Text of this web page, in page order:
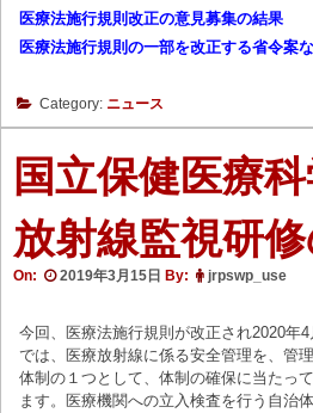
医療法施行規則改正の意見募集の結果
医療法施行規則の一部を改正する省令案
Category: ニュース
国立保健医療
放射線監視研
On: 2019年3月15日 By: jrpswp_use
今回、医療法施行規則が改正され2020年
では、医療放射線に係る安全管理を、管
体制の１つとして、体制の確保に当たっ
ます。医療機関への立入検査を行う自治